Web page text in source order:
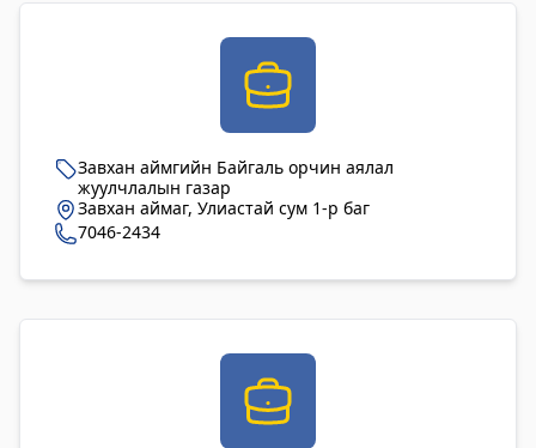
Хөвсгөл аймгийн Хүнс хөдөө, аж ахуйн
газар
2024-08-06 08:04:47
Завхан аймгийн Байгаль орчин аялал
жуулчлалын газар
Завхан аймаг, Улиастай сум 1-р баг
7046-2434